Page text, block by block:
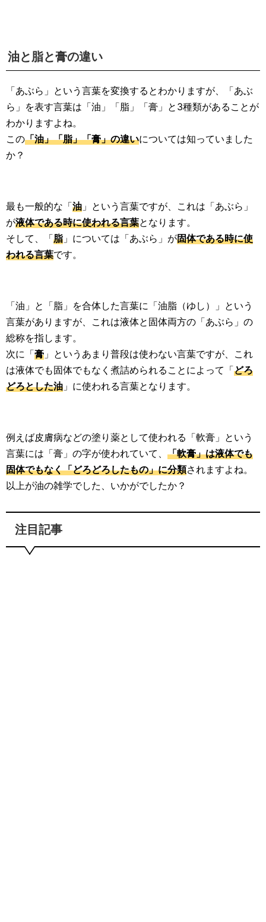
油と脂と膏の違い
「あぶら」という言葉を変換するとわかりますが、「あぶ
ら」を表す言葉は「油」「脂」「膏」と3種類があることが
わかりますよね。
この「油」「脂」「膏」の違いについては知っていました
か？
最も一般的な「油 」という言葉ですが、これは「あぶら」
が液体である時に使われる言葉となります。
そして、「脂 」については「あぶら」が固体である時に使
われる言葉です。
「油」と「脂」を合体した言葉に「油脂（ゆし）」という
言葉がありますが、これは液体と固体両方の「あぶら」の
総称を指します。
次に「膏 」というあまり普段は使わない言葉ですが、これ
は液体でも固体でもなく煮詰められることによって「どろ
どろとした油 」に使われる言葉となります。
例えば皮膚病などの塗り薬として使われる「軟膏」という
言葉には「膏」の字が使われていて、 「軟膏」は液体でも
固体でもなく「どろどろしたもの」に分類されますよね。
以上が油の雑学でした、いかがでしたか？
注目記事